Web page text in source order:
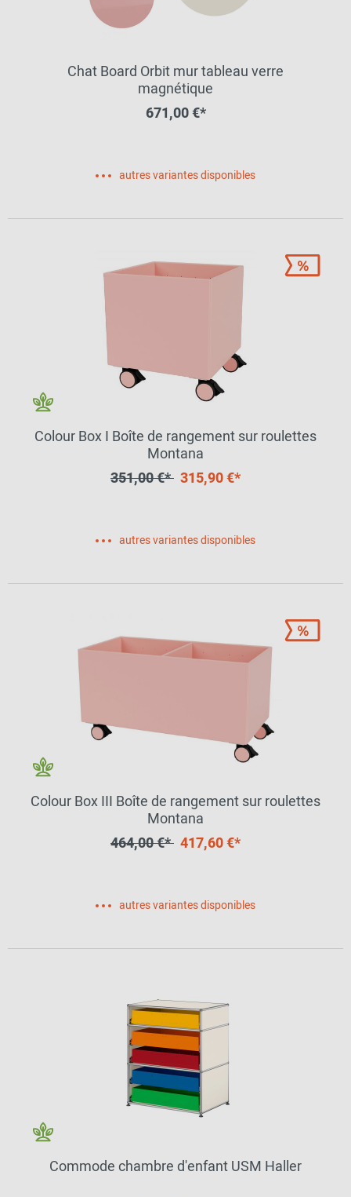
Chat Board Orbit mur tableau verre
magnétique
671,00 €*
autres variantes disponibles
Colour Box I Boîte de rangement sur roulettes
Montana
351,00 €* 315,90 €*
autres variantes disponibles
Colour Box III Boîte de rangement sur roulettes
Montana
464,00 €* 417,60 €*
autres variantes disponibles
Commode chambre d'enfant USM Haller